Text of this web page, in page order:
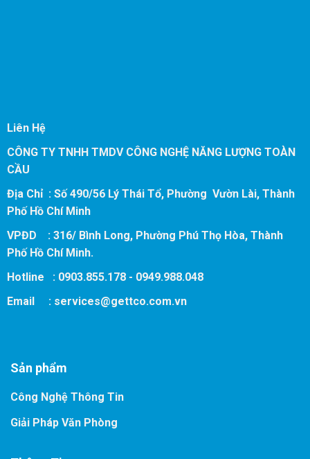
Liên Hệ
CÔNG TY TNHH TMDV CÔNG NGHỆ NĂNG LƯỢNG TOÀN
CẦU
Địa Chỉ : Số 490/56 Lý Thái Tổ, Phường Vườn Lài, Thành
Phố Hồ Chí Minh
VPĐD : 316/ Bình Long, Phường Phú Thọ Hòa, Thành
Phố Hồ Chí Minh.
Hotline : 0903.855.178 - 0949.988.048
Email : services@gettco.com.vn
Sản phẩm
Công Nghệ Thông Tin
Giải Pháp Văn Phòng